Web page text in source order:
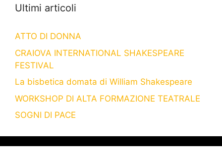
Ultimi articoli
ATTO DI DONNA
CRAIOVA INTERNATIONAL SHAKESPEARE
FESTIVAL
La bisbetica domata di William Shakespeare
WORKSHOP DI ALTA FORMAZIONE TEATRALE
SOGNI DI PACE